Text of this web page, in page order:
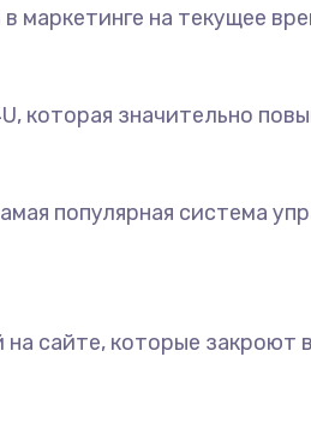
маркетинге на текущее
которая значительно
популярная система
сайте, которые закроют